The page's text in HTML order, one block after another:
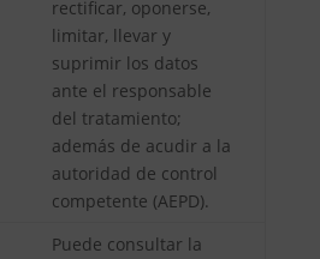
rectificar, oponerse,
limitar, llevar y
suprimir los datos
ante el responsable
del tratamiento;
además de acudir a la
autoridad de control
competente (AEPD).
Puede consultar la